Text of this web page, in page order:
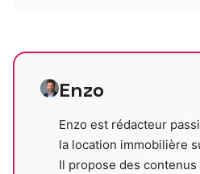
Enzo
Enzo est rédacteur
la location immobilière
Il propose des